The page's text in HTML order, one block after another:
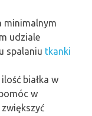
minimalnym
udziale
spalaniu tkanki
białka w
w